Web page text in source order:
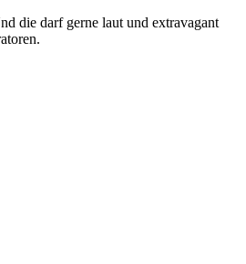
die darf gerne laut und extravagant